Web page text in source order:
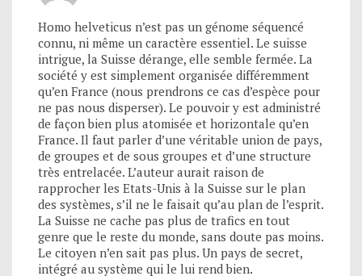
Homo helveticus n’est pas un génome séquencé
connu, ni même un caractère essentiel. Le suisse
intrigue, la Suisse dérange, elle semble fermée. La
société y est simplement organisée différemment
qu’en France (nous prendrons ce cas d’espèce pour
ne pas nous disperser). Le pouvoir y est administré
de façon bien plus atomisée et horizontale qu’en
France. Il faut parler d’une véritable union de pays,
de groupes et de sous groupes et d’une structure
très entrelacée. L’auteur aurait raison de
rapprocher les Etats-Unis à la Suisse sur le plan
des systèmes, s’il ne le faisait qu’au plan de l’esprit.
La Suisse ne cache pas plus de trafics en tout
genre que le reste du monde, sans doute pas moins.
Le citoyen n’en sait pas plus. Un pays de secret,
intégré au système qui le lui rend bien.